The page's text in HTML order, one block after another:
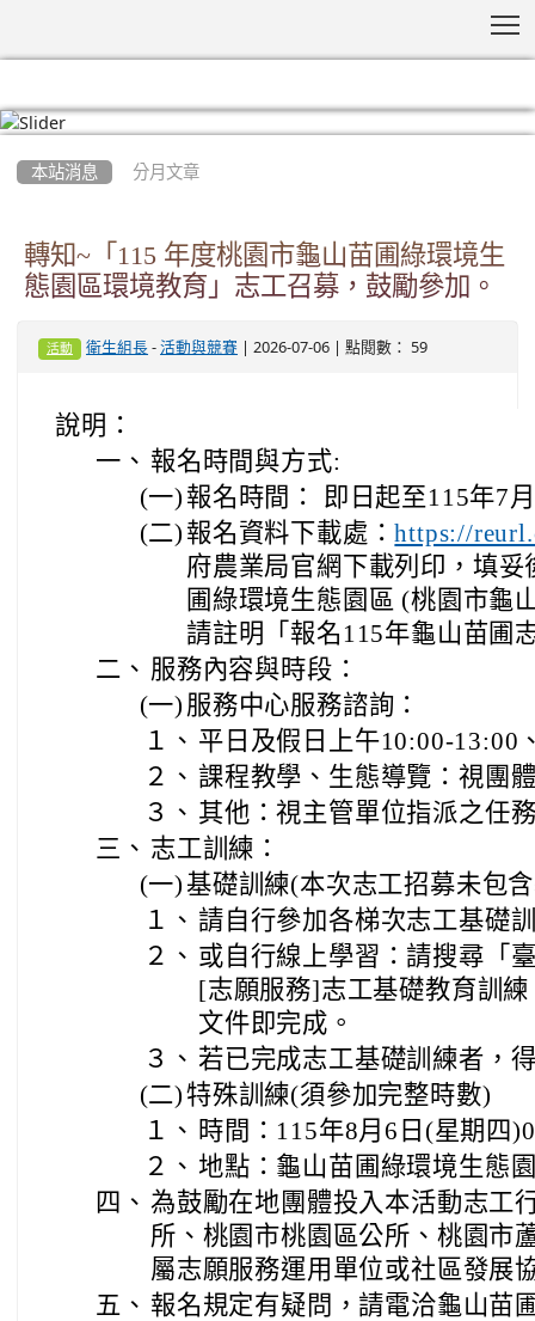
本站消息 分月文章
轉知~「115 年度桃園市龜山苗圃綠環境生
態園區環境教育」志工召募，鼓勵參加。
活動 衛生組長 -活動與競賽 | 2026-07-06 | 點閱數： 59
說明：
一、 報名時間與方式:
(一) 報名時間： 即日起至115年7
(二) 報名資料下載處：https://
府農業局官網下載列印，填
圃綠環境生態園區 (桃園市龜
請註明「報名115年龜山苗圃
二、 服務內容與時段：
(一) 服務中心服務諮詢：
１、 平日及假日上午10:00-13:00
２、 課程教學、生態導覽：視團
３、 其他：視主管單位指派之任
三、 志工訓練：
(一) 基礎訓練(本次志工招募未包
１、 請自行參加各梯次志工基礎
２、 或自行線上學習：請搜尋「
[志願服務]志工基礎教育訓
文件即完成。
３、 若已完成志工基礎訓練者，
(二)特殊訓練(須參加完整時數)
１、 時間：115年8月6日(星期四
２、 地點：龜山苗圃綠環境生態
四、 為鼓勵在地團體投入本活動志工
所、桃園市桃園區公所、桃園市
屬志願服務運用單位或社區發展
五、 報名規定有疑問，請電洽龜山苗